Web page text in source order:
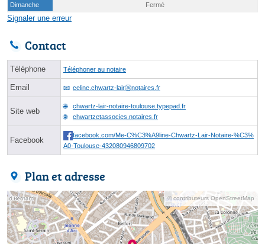
Dimanche
Fermé
Signaler une erreur
Contact
Téléphone Téléphoner au notaire
Email celine.chwartz-lairⓐnotaires.fr
Site web
chwartz-lair-notaire-toulouse.typepad.fr
chwartzetassocies.notaires.fr
Facebook
facebook.com/Me-C%C3%A9line-Chwartz-Lair-Notaire-%C3%
A0-Toulouse-432080946809702
Plan et adresse
© contributeurs OpenStreetMap